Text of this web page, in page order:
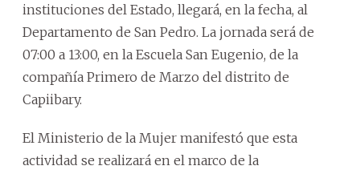
instituciones del Estado, llegará, en la fecha, al
Departamento de San Pedro. La jornada será de
07:00 a 13:00, en la Escuela San Eugenio, de la
compañía Primero de Marzo del distrito de
Capiibary.
El Ministerio de la Mujer manifestó que esta
actividad se realizará en el marco de la